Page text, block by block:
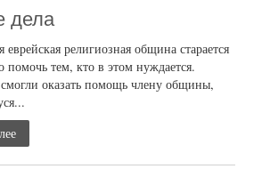
дела
еврейская религиозная община старается
помочь тем, кто в этом нуждается.
оказать помощь члену общины,